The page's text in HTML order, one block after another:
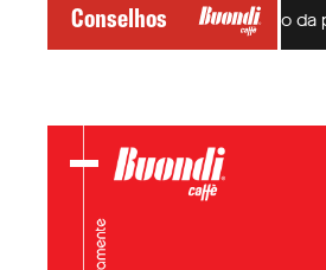
Conselhos
e respeita a sinalização da praia.